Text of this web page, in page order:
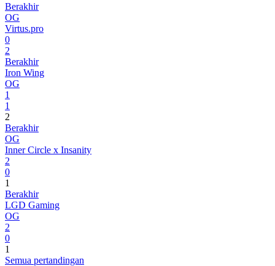
Berakhir
OG
Virtus.pro
0
2
Berakhir
Iron Wing
OG
1
1
2
Berakhir
OG
Inner Circle x Insanity
2
0
1
Berakhir
LGD Gaming
OG
2
0
1
Semua pertandingan